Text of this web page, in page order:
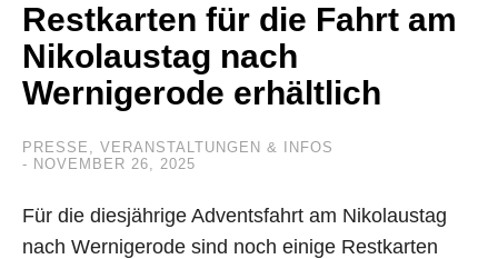
Restkarten für die Fahrt am
Nikolaustag nach
Wernigerode erhältlich
PRESSE , VERANSTALTUNGEN & INFOS
NOVEMBER 26, 2025
Für die diesjährige Adventsfahrt am Nikolaustag
nach Wernigerode sind noch einige Restkarten